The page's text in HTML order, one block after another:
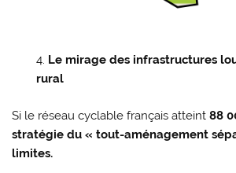
Le mirage des infrastructures
rural
Si le réseau cyclable français atteint 88
stratégie du « tout-aménagement
limites.